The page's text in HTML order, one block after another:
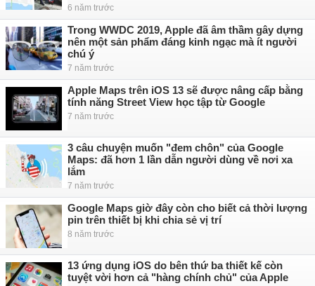
6 năm trước
Trong WWDC 2019, Apple đã âm thầm gây dựng
nên một sản phẩm đáng kinh ngạc mà ít người
chú ý
7 năm trước
Apple Maps trên iOS 13 sẽ được nâng cấp bằng
tính năng Street View học tập từ Google
7 năm trước
3 câu chuyện muốn "đem chôn" của Google
Maps: đã hơn 1 lần dẫn người dùng về nơi xa
lắm
7 năm trước
Google Maps giờ đây còn cho biết cả thời lượng
pin trên thiết bị khi chia sẻ vị trí
8 năm trước
13 ứng dụng iOS do bên thứ ba thiết kế còn
tuyệt vời hơn cả "hàng chính chủ" của Apple